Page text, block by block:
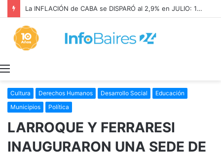
La INFLACIÓN de CABA se DISPARÓ al 2,9% en JULIO: 19,4% en 2026
Cultura Derechos Humanos Desarrollo Social
Educación
Municipios
Política
LARROQUE Y FERRARESI
INAUGURARON UNA SEDE DE